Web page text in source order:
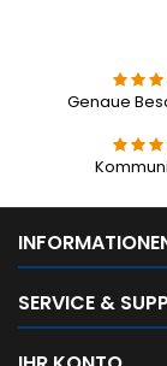
Genaue
SERVICE &